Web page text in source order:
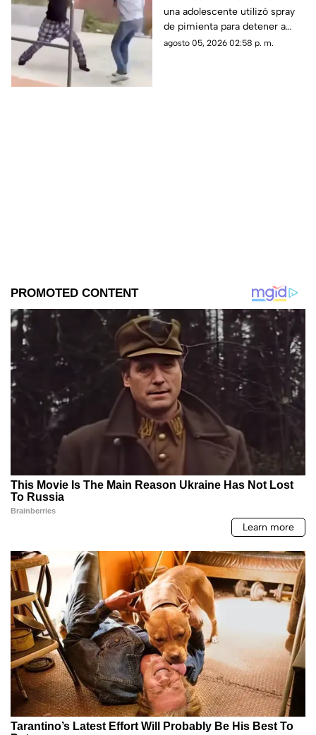
joven armada con un
martillo
una adolescente utilizó spray
de pimienta para detener a
otra joven que presuntamente
agosto 05, 2026 02:58 p. m.